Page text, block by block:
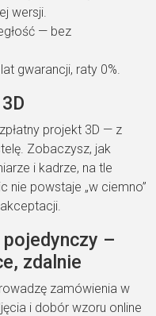
wersji.
— bez
gwarancji, raty 0%.
projekt 3D — z
Zobaczysz, jak
i kadrze, na tle
nie powstaje „w ciemno”
–
zdalnie
zamówienia w
i dobór wzoru online